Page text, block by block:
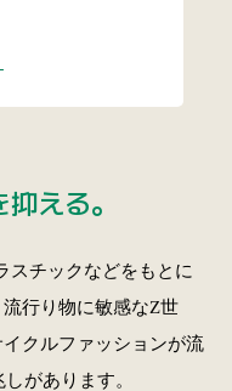
える。
スチックなどをもとに
行り物に敏感なZ世
クルファッションが流
があります。